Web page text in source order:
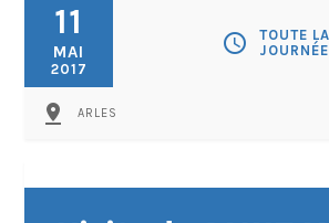
11
MAI
2017
schedule
TOUTE LA
JOURNÉE
pin_drop ARLES